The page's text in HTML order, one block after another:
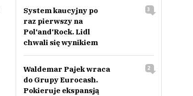
System kaucyjny po
raz pierwszy na
Pol‘and‘Rock. Lidl
chwali się wynikiem
3
Waldemar Pajek wraca
do Grupy Eurocash.
Pokieruje ekspansją
2